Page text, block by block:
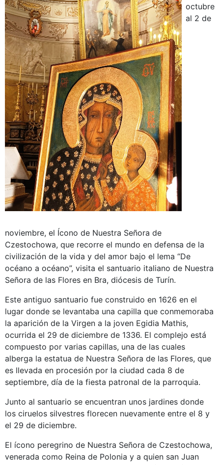
octubre
al 2 de
noviembre, el Ícono de Nuestra Señora de
Czestochowa, que recorre el mundo en defensa de la
civilización de la vida y del amor bajo el lema “De
océano a océano”, visita el santuario italiano de Nuestra
Señora de las Flores en Bra, diócesis de Turín.
Este antiguo santuario fue construido en 1626 en el
lugar donde se levantaba una capilla que conmemoraba
la aparición de la Virgen a la joven Egidia Mathis,
ocurrida el 29 de diciembre de 1336. El complejo está
compuesto por varias capillas, una de las cuales
alberga la estatua de Nuestra Señora de las Flores, que
es llevada en procesión por la ciudad cada 8 de
septiembre, día de la fiesta patronal de la parroquia.
Junto al santuario se encuentran unos jardines donde
los ciruelos silvestres florecen nuevamente entre el 8 y
el 29 de diciembre.
El ícono peregrino de Nuestra Señora de Czestochowa,
venerada como Reina de Polonia y a quien san Juan